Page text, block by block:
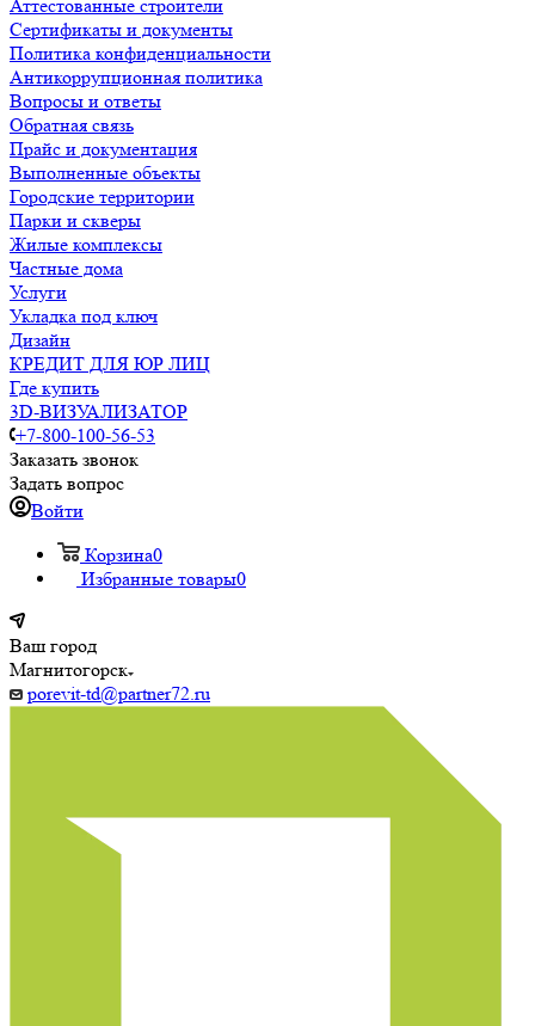
Аттестованные строители
Сертификаты и документы
Политика конфиденциальности
Антикоррупционная политика
Вопросы и ответы
Обратная связь
Прайс и документация
Выполненные объекты
Городские территории
Парки и скверы
Жилые комплексы
Частные дома
Услуги
Укладка под ключ
Дизайн
КРЕДИТ ДЛЯ ЮР ЛИЦ
Где купить
3D-ВИЗУАЛИЗАТОР
+7-800-100-56-53
Заказать звонок
Задать вопрос
Войти
Корзина0
Избранные товары0
Ваш город
Магнитогорск
porevit-td@partner72.ru